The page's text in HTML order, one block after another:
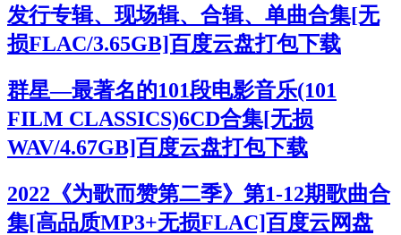
发行专辑、现场辑、合辑、单曲合集[无
损FLAC/3.65GB]百度云盘打包下载
群星—最著名的101段电影音乐(101
FILM CLASSICS)6CD合集[无损
WAV/4.67GB]百度云盘打包下载
2022《为歌而赞第二季》第1-12期歌曲合
集[高品质MP3+无损FLAC]百度云网盘